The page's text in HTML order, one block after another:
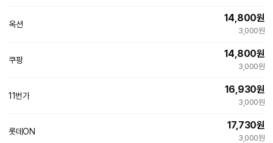
옥션
14,800원
3,000원
쿠팡
14,800원
3,000원
11번가
16,930원
3,000원
롯데ON
17,730원
3,000원